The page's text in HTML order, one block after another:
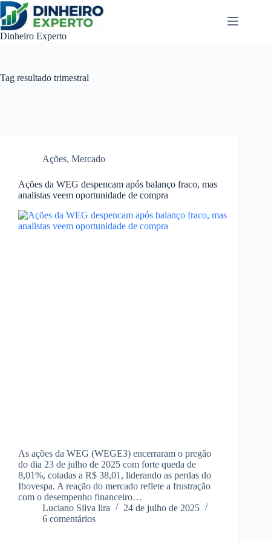
Pular
para
o
conteúdo
Dinheiro Experto
Tag resultado trimestral
Ações, Mercado
Ações da WEG despencam após balanço fraco, mas
analistas veem oportunidade de compra
As ações da WEG (WEGE3) encerraram o pregão
do dia 23 de julho de 2025 com forte queda de
8,01%, cotadas a R$ 38,01, liderando as perdas do
Ibovespa. A reação do mercado reflete a frustração
com o desempenho financeiro…
Luciano Silva lira
24 de julho de 2025
6 comentários